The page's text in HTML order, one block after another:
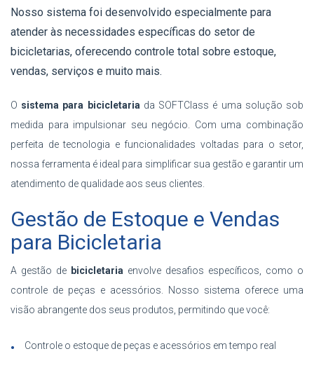
Nosso sistema foi desenvolvido especialmente para
atender às necessidades específicas do setor de
bicicletarias, oferecendo controle total sobre estoque,
vendas, serviços e muito mais.
O sistema para bicicletaria da SOFTClass é uma solução sob
medida para impulsionar seu negócio. Com uma combinação
perfeita de tecnologia e funcionalidades voltadas para o setor,
nossa ferramenta é ideal para simplificar sua gestão e garantir um
atendimento de qualidade aos seus clientes.
Gestão de Estoque e Vendas
para Bicicletaria
A gestão de bicicletaria envolve desafios específicos, como o
controle de peças e acessórios. Nosso sistema oferece uma
visão abrangente dos seus produtos, permitindo que você:
Controle o estoque de peças e acessórios em tempo real